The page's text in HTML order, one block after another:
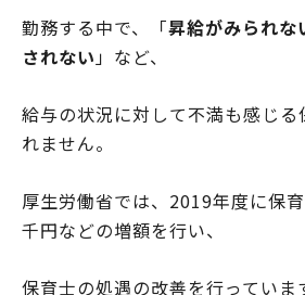
勤務する中で、「昇給がみられな
されない」など、
給与の状況に対して不満も感じる
れません。
厚生労働省では、2019年度に保
千円などの増額を行い、
保育士の処遇の改善を行っていま